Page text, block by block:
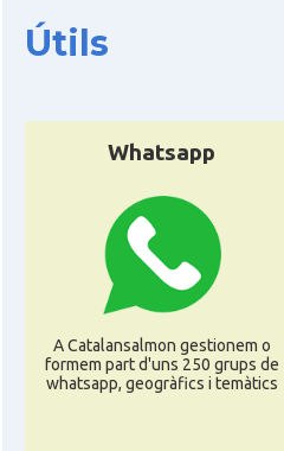
Útils
Whatsapp
A Catalansalmon gestionem o
formem part d'uns 250 grups de
whatsapp, geogràfics i temàtics